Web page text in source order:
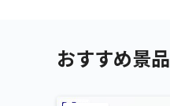
おすすめ景品